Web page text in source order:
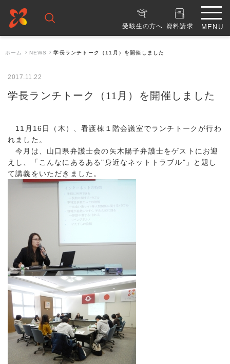
受験生の方へ 資料請求
ホーム NEWS 学長ランチトーク（11月）を開催しました
2017.11.22
学長ランチトーク（11月）を開催しました
11月16日（木）、看護棟１階会議室でランチトークが行わ
れました。
今月は、山口県弁護士会の矢木陽子弁護士をゲストにお迎
えし、「こんなにあるある"身近なネットトラブル"」と題し
て講義をいただきました。